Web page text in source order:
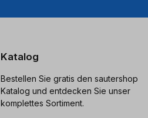
Katalog
Bestellen Sie gratis den sautershop
Katalog und entdecken Sie unser
komplettes Sortiment.